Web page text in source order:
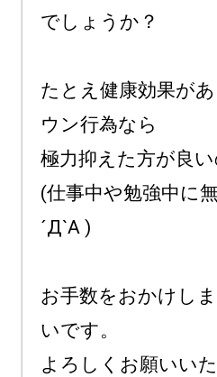
でしょうか？
たとえ健康効果が
ウン行為なら
極力抑えた方が良
(仕事中や勉強中に
´Д`A )
お手数をおかけし
いです。
よろしくお願いいた